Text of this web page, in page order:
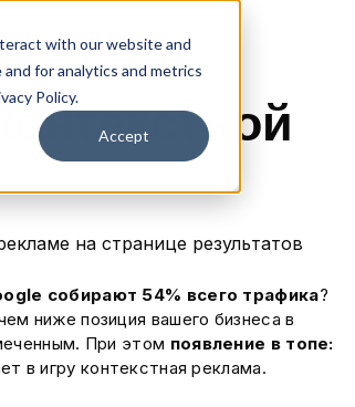
with our website and
for analytics and metrics
Policy.
Accept
Компания
собирают 54% всего трафика?
ниже позиция вашего бизнеса в
При этом появление в топе:
в игру контекстная реклама.